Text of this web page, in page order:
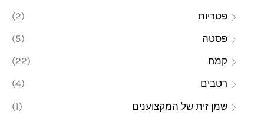
פטריות
(2)
פסטה
(5)
קמח
(22)
רטבים
(4)
שמן זית של המקצוענים
(1)